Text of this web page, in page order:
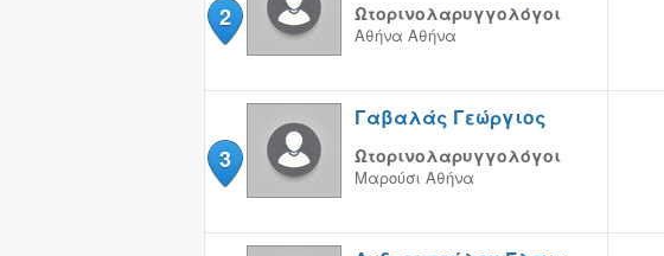
2 Ωτορινολαρυγγολόγοι
Αθήνα Αθήνα
3
Γαβαλάς Γεώργιος
Ωτορινολαρυγγολόγοι
Μαρούσι Αθήνα